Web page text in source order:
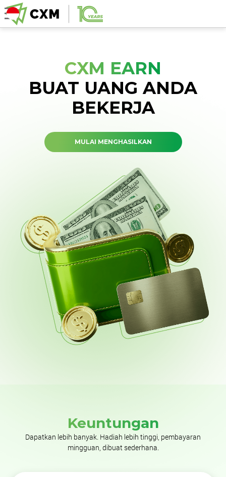
CXM EARN
BUAT UANG ANDA
BEKERJA
MULAI MENGHASILKAN
Keuntungan
Dapatkan lebih banyak. Hadiah lebih tinggi, pembayaran
mingguan, dibuat sederhana.